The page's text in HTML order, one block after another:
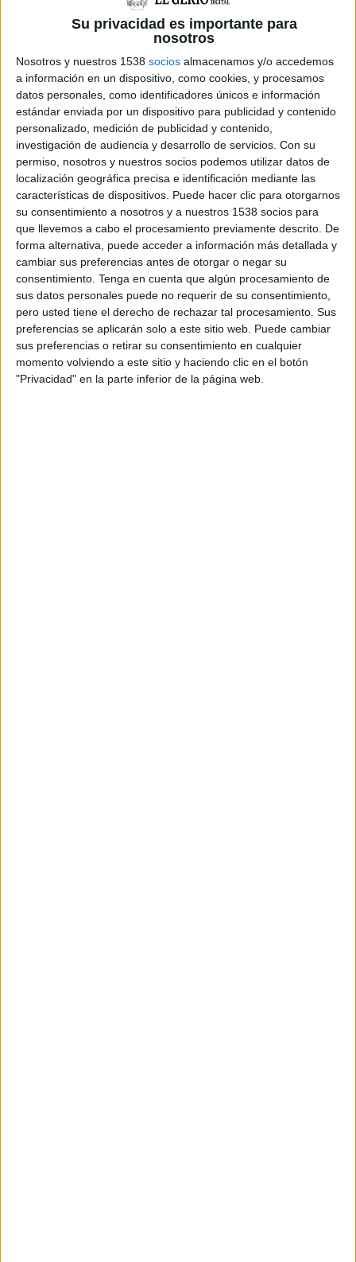
Su privacidad es importante para
nosotros
Nosotros y nuestros 1538 socios almacenamos y/o accedemos
a información en un dispositivo, como cookies, y procesamos
datos personales, como identificadores únicos e información
estándar enviada por un dispositivo para publicidad y contenido
personalizado, medición de publicidad y contenido,
investigación de audiencia y desarrollo de servicios. Con su
permiso, nosotros y nuestros socios podemos utilizar datos de
localización geográfica precisa e identificación mediante las
características de dispositivos. Puede hacer clic para otorgarnos
su consentimiento a nosotros y a nuestros 1538 socios para
que llevemos a cabo el procesamiento previamente descrito. De
forma alternativa, puede acceder a información más detallada y
cambiar sus preferencias antes de otorgar o negar su
consentimiento. Tenga en cuenta que algún procesamiento de
sus datos personales puede no requerir de su consentimiento,
pero usted tiene el derecho de rechazar tal procesamiento. Sus
preferencias se aplicarán solo a este sitio web. Puede cambiar
sus preferencias o retirar su consentimiento en cualquier
momento volviendo a este sitio y haciendo clic en el botón
"Privacidad" en la parte inferior de la página web.
publiqués enlloc. Ara, busquen comprador i
sembla que ja han rebut les primeres ofertes
d'altres grans grups del sector.
Entre mitjans i finals de juliol l'empresa va
aturar la producció i els 170 treballadors estan
en ERTO: Segons apunta Diari de Girona, de
moment queden entre 15 i 20 persones
treballant perquè un dels clients ha demanat
seguir comprant la carn tallada a aquesta
factoria.
Artigas es dedica a comprar carn i tallar-la
perquè els supermercats la venguin envasada,
com ara la llonza de porc o el filet de vedella.
ImprimirEnvia
a
un
PDF